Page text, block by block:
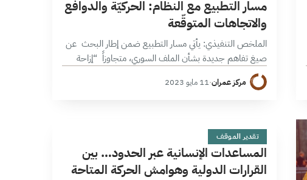
مسار التطبيع مع النظام: الحركيّة والدوافع
والاتجاهات المتوقّعة
الملخص التنفيذي: يأتي مسار التطبيع ضمن إطار البحث عن
صيغ تفاهم جديدة بشأن الملف السوري، متجاوزاً “إزاحة
الأسد” وتعلي من شأن دينامية “التواصل الإقليمي”
ومتطلباته وتفصله عن مسار الحل السياسي،…
مركز عمران·11 مايو 2023
ا
13 دقائق
تقدير الموقف
المساعدات الإنسانية عبر الحدود… بين
القرارات الدولية وهوامش الحركة المتاحة